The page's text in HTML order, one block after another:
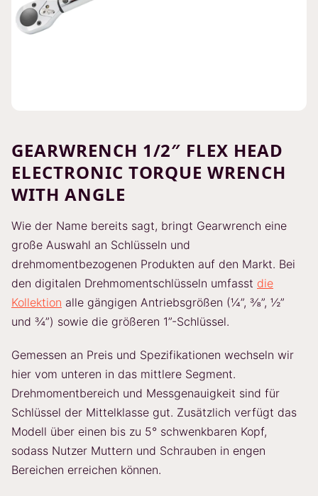
GEARWRENCH 1/2″ FLEX HEAD
ELECTRONIC TORQUE WRENCH
WITH ANGLE
Wie der Name bereits sagt, bringt Gearwrench eine
große Auswahl an Schlüsseln und
drehmomentbezogenen Produkten auf den Markt. Bei
den digitalen Drehmomentschlüsseln umfasst die
Kollektion alle gängigen Antriebsgrößen (¼”, ⅜”, ½”
und ¾”) sowie die größeren 1”-Schlüssel.
Gemessen an Preis und Spezifikationen wechseln wir
hier vom unteren in das mittlere Segment.
Drehmomentbereich und Messgenauigkeit sind für
Schlüssel der Mittelklasse gut. Zusätzlich verfügt das
Modell über einen bis zu 5° schwenkbaren Kopf,
sodass Nutzer Muttern und Schrauben in engen
Bereichen erreichen können.